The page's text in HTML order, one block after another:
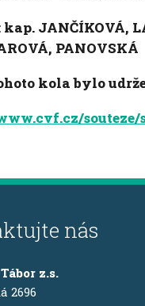
JANČÍKOVÁ,
PANOVSKÁ
kola bylo
souteze/
nás
z.s.
2696